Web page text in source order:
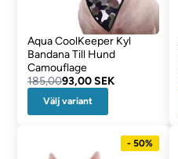
Aqua CoolKeeper Kyl
Bandana Till Hund
Camouflage
185,0093,00 SEK
Välj variant
- 50%